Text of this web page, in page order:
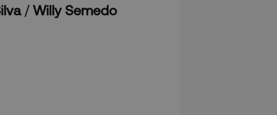
/Willy Semedo